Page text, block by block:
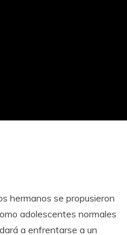
hermanos se propusieron
adolescentes normales
a enfrentarse a un